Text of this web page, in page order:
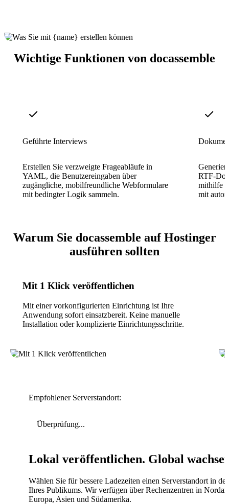
Wichtige Funktionen von docassemble
Geführte Interviews
Erstellen Sie verzweigte Frageabläufe in
YAML, die Benutzereingaben über
zugängliche, mobilfreundliche Webformulare
mit bedingter Logik sammeln.
RTF-
mithilfe
mit
Warum Sie docassemble auf Hostinger
ausführen sollten
Mit 1 Klick veröffentlichen
Mit einer vorkonfigurierten Einrichtung ist Ihre
Anwendung sofort einsatzbereit. Keine manuelle
Installation oder komplizierte Einrichtungsschritte.
Empfohlener Serverstandort:
Überprüfung...
Lokal veröffentlichen. Global
Wählen Sie für bessere Ladezeiten einen Serverstandort in
Ihres Publikums. Wir verfügen über Rechenzentren in
Europa, Asien und Südamerika.